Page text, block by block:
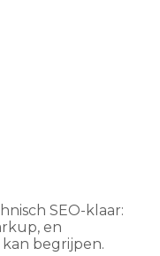
SEO-klaar:
en
begrijpen.